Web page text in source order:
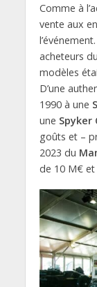
Comme à
vente aux
acheteurs
modèles
D’une
1990 à une
une Spyker
goûts et –
2023 du
de 10 M€ et